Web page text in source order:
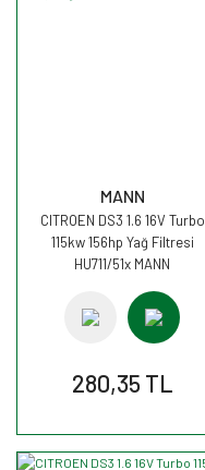
MANN
CITROEN DS3 1.6 16V Turbo
115kw 156hp Yağ Filtresi
HU711/51x MANN
280,35 TL